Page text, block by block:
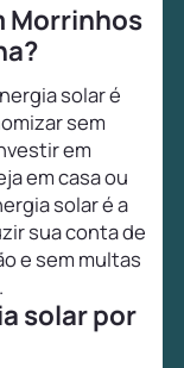
Morrinhos
solar é
sem
em
em casa ou
solar é a
sua conta de
e sem multas
solar por